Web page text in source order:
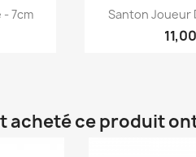
7cm 
Santon Joueur
acheté ce produit